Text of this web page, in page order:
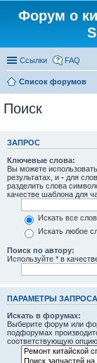
Форум о
Ссылки FAQ
Список форумов
Поиск
ЗАПРОС
Ключевые слова:
Вы можете использовать
результатах, и - для
разделить слова
качестве шаблона для
Искать все
Искать любое
Поиск по автору:
Используйте * в
ПАРАМЕТРЫ ЗАПРОСА
Искать в форумах:
Выберите форум или
подфорумах
соответствующую